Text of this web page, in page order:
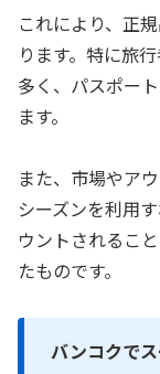
これにより、正
ります。特に旅
多く、パスポー
ます。
また、市場やア
シーズンを利用
ウントされるこ
たものです。
バンコクで